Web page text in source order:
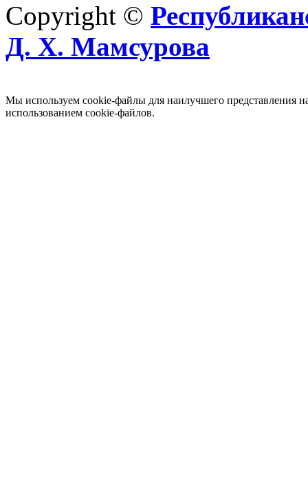
Copyright ©
Д. Х. Мамсурова
Мы используем cookie-файлы для наилучшего представления
использованием cookie-файлов.